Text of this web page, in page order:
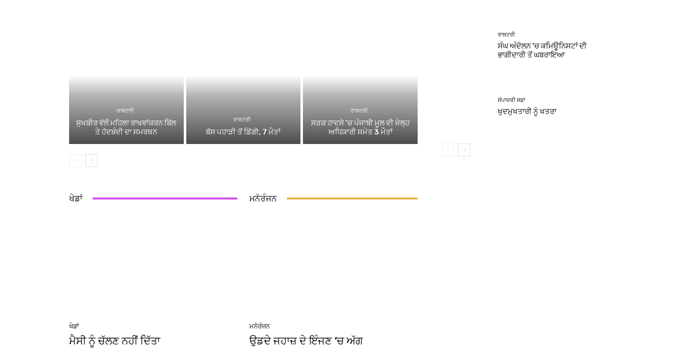
ਰਾਸ਼ਟਰੀ
ਸੁਖਬੀਰ ਵੱਲੋਂ ਮਹਿਲਾ ਰਾਖਵਾਂਕਰਨ ਬਿੱਲ
ਤੇ ਹੱਦਬੰਦੀ ਦਾ ਸਮਰਥਨ
ਰਾਸ਼ਟਰੀ
ਬੱਸ ਪਹਾੜੀ ਤੋਂ ਡਿੱਗੀ, 7 ਮੌਤਾਂ
ਰਾਸ਼ਟਰੀ
ਸੜਕ ਹਾਦਸੇ ‘ਚ ਪੰਜਾਬੀ ਮੂਲ ਦੀ ਜੇਲ੍ਹ
ਅਧਿਕਾਰੀ ਸਮੇਤ 3 ਮੌਤਾਂ
ਖੇਡਾਂ
ਖੇਡਾਂ
ਮੈਸੀ ਨੂੰ ਚੱਲਣ ਨਹੀਂ ਦਿੱਤਾ
ਮਨੋਰੰਜਨ
ਮਨੋਰੰਜਨ
ਉਡਦੇ ਜਹਾਜ਼ ਦੇ ਇੰਜਣ ‘ਚ ਅੱਗ
ਰਾਸ਼ਟਰੀ
ਸੰਘ ਅੰਦੋਲਨ ‘ਚ ਕਮਿਊਨਿਸਟਾਂ ਦੀ
ਭਾਗੀਦਾਰੀ ਤੋਂ ਘਬਰਾਇਆ
ਸੰਪਾਦਕੀ ਸਫ਼ਾ
ਖੁਦਮੁਖਤਾਰੀ ਨੂੰ ਖਤਰਾ